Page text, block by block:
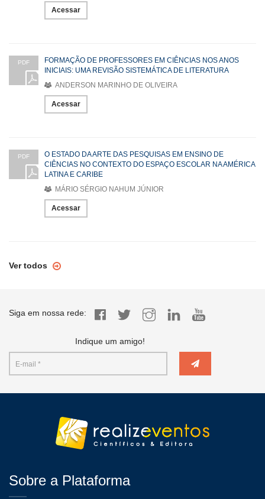
Acessar
PDF
FORMAÇÃO DE PROFESSORES EM CIÊNCIAS NOS ANOS
INICIAIS: UMA REVISÃO SISTEMÁTICA DE LITERATURA
ANDERSON MARINHO DE OLIVEIRA
Acessar
PDF
O ESTADO DA ARTE DAS PESQUISAS EM ENSINO DE
CIÊNCIAS NO CONTEXTO DO ESPAÇO ESCOLAR NA AMÉRICA
LATINA E CARIBE
MÁRIO SÉRGIO NAHUM JÚNIOR
Acessar
Ver todos
Siga em nossa rede:
Indique um amigo!
Sobre a Plataforma